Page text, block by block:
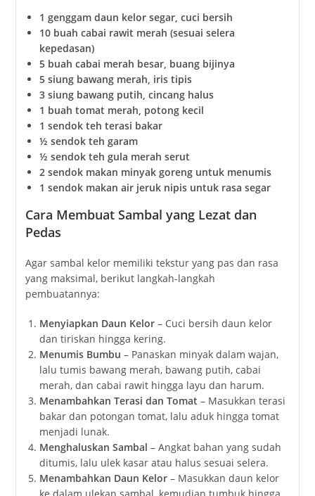
1 genggam daun kelor segar, cuci bersih
10 buah cabai rawit merah (sesuai selera
kepedasan)
5 buah cabai merah besar, buang bijinya
5 siung bawang merah, iris tipis
3 siung bawang putih, cincang halus
1 buah tomat merah, potong kecil
1 sendok teh terasi bakar
½ sendok teh garam
½ sendok teh gula merah serut
2 sendok makan minyak goreng untuk menumis
1 sendok makan air jeruk nipis untuk rasa segar
Cara Membuat Sambal yang Lezat dan
Pedas
Agar sambal kelor memiliki tekstur yang pas dan rasa
yang maksimal, berikut langkah-langkah
pembuatannya:
Menyiapkan Daun Kelor– Cuci bersih daun kelor
dan tiriskan hingga kering.
Menumis Bumbu – Panaskan minyak dalam wajan,
lalu tumis bawang merah, bawang putih, cabai
merah, dan cabai rawit hingga layu dan harum.
Menambahkan Terasi dan Tomat – Masukkan terasi
bakar dan potongan tomat, lalu aduk hingga tomat
menjadi lunak.
Menghaluskan Sambal – Angkat bahan yang sudah
ditumis, lalu ulek kasar atau halus sesuai selera.
Menambahkan Daun Kelor– Masukkan daun kelor
ke dalam ulekan sambal, kemudian tumbuk hingga